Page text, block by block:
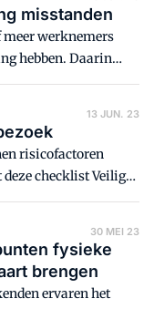
misstanden
meer werknemers
hebben. Daarin
voor het melden
een melding
deze checklist de
onder de loep.
13 JUN. 23
risicofactoren
deze checklist Veilig
maatregelen.
30 MEI 23
fysieke
brengen
ervaren het